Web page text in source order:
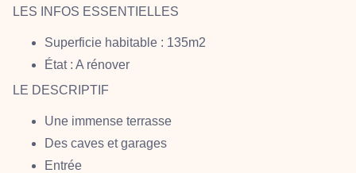
LES INFOS ESSENTIELLES
Superficie habitable : 135m2
État : A rénover
LE DESCRIPTIF
Une immense terrasse
Des caves et garages
Entrée